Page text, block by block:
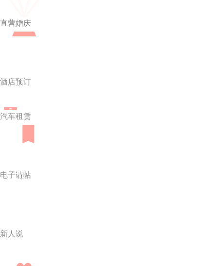
直营婚庆
酒店预订
汽车租赁
电子请帖
新人说